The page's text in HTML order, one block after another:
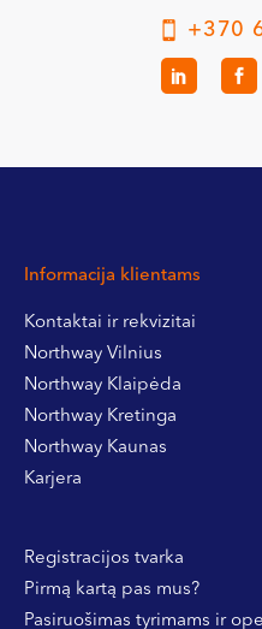
+370
Informacija klientams
Kontaktai ir rekvizitai
Northway Vilnius
Northway Klaipėda
Northway Kretinga
Northway Kaunas
Karjera
Registracijos tvarka
Pirmą kartą pas mus?
Pasiruošimas tyrimams ir